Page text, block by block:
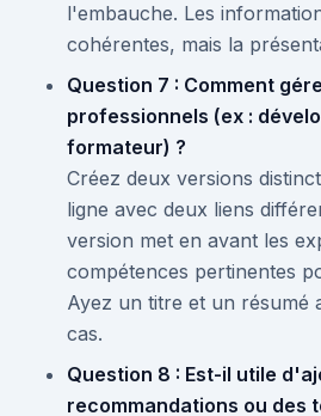
l'embauche. Les
cohérentes, mais la
Question 7 : Comment
professionnels (ex :
formateur) ?
Créez deux versions
ligne avec deux liens
version met en avant les
compétences pertinentes
Ayez un titre et un résumé
cas.
Question 8 : Est-il utile
recommandations ou des